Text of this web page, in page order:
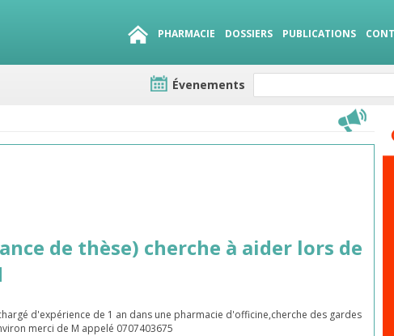
PHARMACIE DOSSIERS PUBLICATIONS
Évenements
de thèse) cherche à aider lors de
d'expérience de 1 an dans une pharmacie d'officine,cherche des gardes
merci de M appelé 0707403675